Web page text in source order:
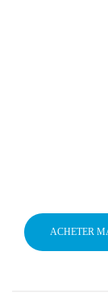
ACHETER